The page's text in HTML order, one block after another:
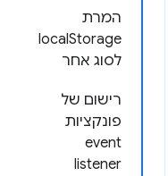
המרת
localStorage
לסוג אחר
רישום של
פונקציות
event
listener